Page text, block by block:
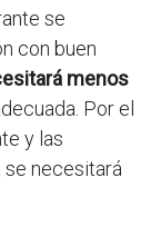
se
con buen
menos
Por el
y las
necesitará